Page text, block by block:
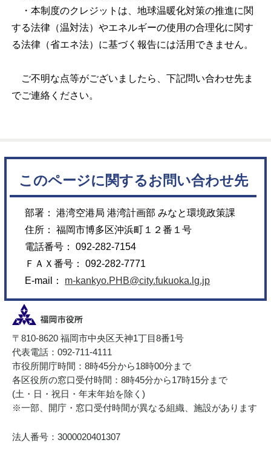
・本制度のクレジットは、地球温暖化対策の推進に関
する法律（温対法）やエネルギーの使用の合理化に関す
る法律（省エネ法）に基づく報告には活用できません。
ご不明な点等がございましたら、下記問い合わせ先ま
でご連絡ください。
このページに関するお問い合わせ先
部署： 港湾空港局 港湾計画部 みなと環境政策課
住所： 福岡市博多区沖浜町１２番１号
電話番号： 092-282-7154
ＦＡＸ番号： 092-282-7771
E-mail： m-kankyo.PHB@city.fukuoka.lg.jp
〒810-8620 福岡市中央区天神1丁目8番1号
代表電話：092-711-4111
市役所開庁時間：8時45分から18時00分まで
各区役所の窓口受付時間：8時45分から17時15分まで
(土・日・祝日・年末年始を除く)
※一部、開庁・窓口受付時間が異なる組織、施設があります
法人番号：3000020401307